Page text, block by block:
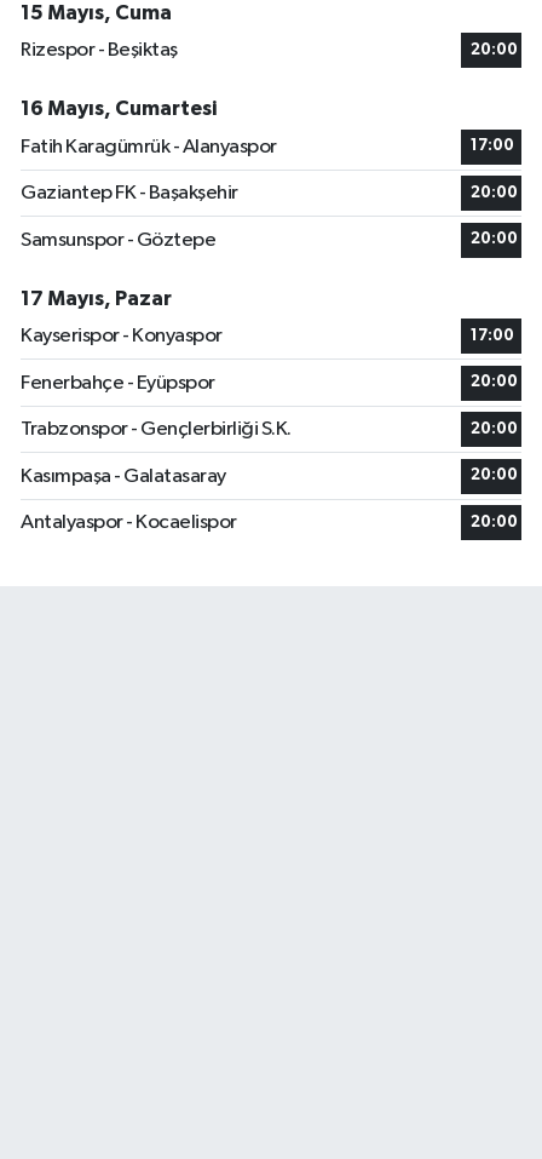
15 Mayıs, Cuma
Rizespor - Beşiktaş
20:00
16 Mayıs, Cumartesi
Fatih Karagümrük - Alanyaspor
17:00
Gaziantep FK - Başakşehir 20:00
Samsunspor - Göztepe 20:00
17 Mayıs, Pazar
Kayserispor - Konyaspor
17:00
Fenerbahçe - Eyüpspor 20:00
Trabzonspor - Gençlerbirliği S.K. 20:00
Kasımpaşa - Galatasaray 20:00
Antalyaspor - Kocaelispor 20:00